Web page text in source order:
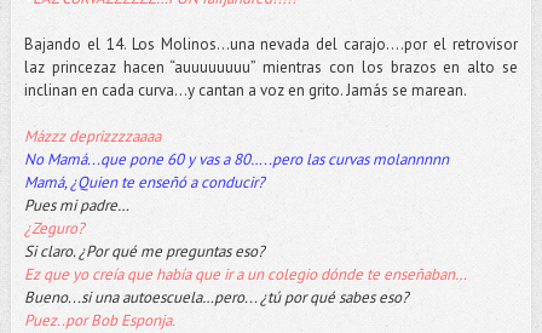
Bajando el 14. Los Molinos…una nevada del carajo….por el retrovisor
laz princezaz hacen “auuuuuuuu” mientras con los brazos en alto se
inclinan en cada curva…y cantan a voz en grito. Jamás se marean.
Mázzz deprizzzzaaaa
No Mamá...que pone 60 y vas a 80…..pero las curvas molannnnn
Mamá, ¿Quien te enseñó a conducir?
Pues mi padre…
¿Zeguro?
Si claro. ¿Por qué me preguntas eso?
Ez que yo creía que había que ir a un colegio dónde te enseñaban…
Bueno...si una autoescuela…pero... ¿tú por qué sabes eso?
Puez..por Bob Esponja.